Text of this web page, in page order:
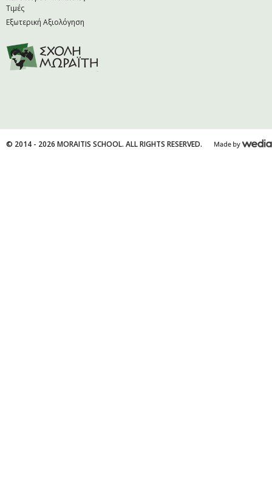
Τιμές
Εξωτερική Αξιολόγηση
© 2014 - 2026 MORAITIS SCHOOL. ALL RIGHTS RESERVED.